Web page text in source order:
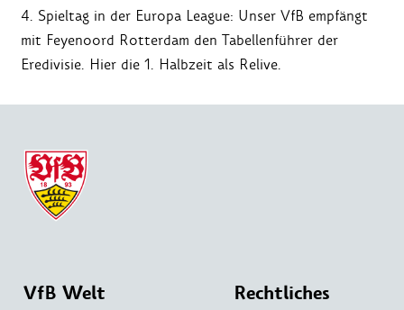
4. Spieltag in der Europa League: Unser VfB empfängt
mit Feyenoord Rotterdam den Tabellenführer der
Eredivisie. Hier die 1. Halbzeit als Relive.
VfB Welt Rechtliches